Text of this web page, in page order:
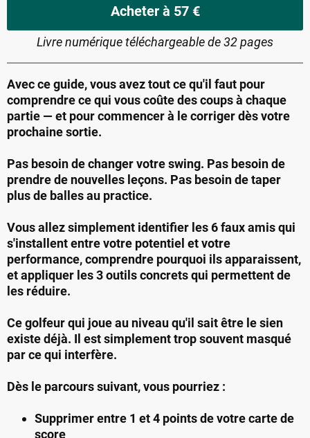
Acheter à 57 €
Livre numérique téléchargeable de 32 pages
Avec ce guide, vous avez tout ce qu'il faut pour
comprendre ce qui vous coûte des coups à chaque
partie — et pour commencer à le corriger dès votre
prochaine sortie.
Pas besoin de changer votre swing. Pas besoin de
prendre de nouvelles leçons. Pas besoin de taper
plus de balles au practice.
Vous allez simplement identifier les 6 faux amis qui
s'installent entre votre potentiel et votre
performance, comprendre pourquoi ils apparaissent,
et appliquer les 3 outils concrets qui permettent de
les réduire.
Ce golfeur qui joue au niveau qu'il sait être le sien
existe déjà. Il est simplement trop souvent masqué
par ce qui interfère.
Dès le parcours suivant, vous pourriez :
Supprimer entre 1 et 4 points de votre carte de
score